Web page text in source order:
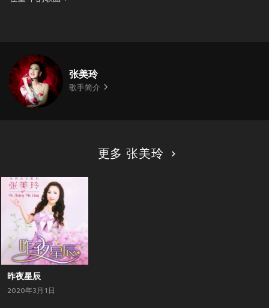
张美玲
歌手简介
更多 张美玲
昨夜星辰
2020年3月1日